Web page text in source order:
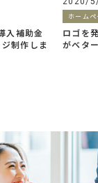
入補助金
制作しま
ホーム
ロゴを
がベター